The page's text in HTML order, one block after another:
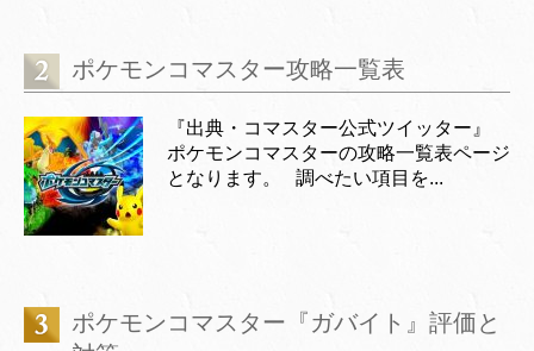
ポケモンコマスター攻略一覧表
『出典・コマスター公式ツイッター』
ポケモンコマスターの攻略一覧表ページ
となります。 調べたい項目を...
ポケモンコマスター『ガバイト』評価と